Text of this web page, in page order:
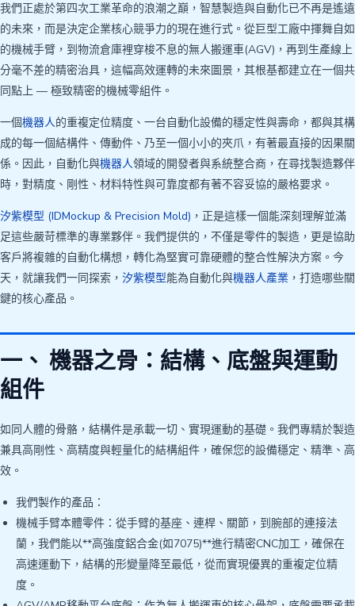
我們正處於第四次工業革命的浪潮之巔，智慧製造與自動化已不再是遙遠
的未來，而是決定企業核心競爭力的現在進行式。從巨型工廠中揮舞自如
的機械手臂，到物流倉庫裡穿梭不息的無人搬運車(AGV)，再到生產線上
分毫不差的精密治具，這幅高效運轉的未來圖景，其根基都建立在一個共
同點上 — 極致精密的機械零組件。
一個機器人的重複定位精度、一台自動化設備的穩定性與壽命，都與其構
成的每一個結構件、傳動件、乃至一個小小的夾爪，有著最直接的因果關
係。因此，自動化與機器人領域的開發者與系統整合商，在尋找製造夥伴
時，對精度、剛性、材料特性與可靠度都有著不容妥協的嚴格要求。
汐紫模型 (IDMockup & Precision Mold) ，正是這樣一個能深刻理解並滿
足這些嚴苛標準的專業夥伴。我們提供的，不僅是零件的製造，更是協助
客戶將複雜的自動化構想，轉化為堅實可靠硬體的整合性解決方案。今
天，就讓我們一同探索， 汐紫模型能為自動化與機器人產業 ，打造哪些關
鍵的核心產品。
一、 機器之骨：結構、底盤與運動
組件
如同人體的骨骼，結構件是承載一切、實現運動的基礎。我們專精於製造
兼具高剛性、高精度與輕量化的結構組件，確保您的設備穩定、精準、高
效。
我們製作的產品：
機械手臂本體零件：從手臂的基座、連桿、關節，到腕部的連接法
蘭，我們能以**高強度鋁合金(如7075)**進行精密CNC加工，確保在
高速運動下，結構的形變量降至最低，從而實現優異的重複定位精
度。